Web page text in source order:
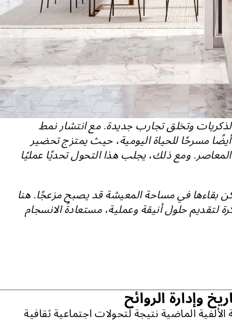
وتخلق تجارب جديدة. مع انتشار نمط
مسرحًا للحياة اليومية، حيث يمتزج تحضير
ومع ذلك، يجلب هذا التحول تحديًا عمليًا
بقاءها في مساحة المعيشة قد يصبح مزعجًا. هنا
لتقديم حلول أنيقة وعملية، مستعادةً الانسجام
وإدارة الروائح
الألفية الماضية نتيجة لتحولات اجتماعية ثقافية